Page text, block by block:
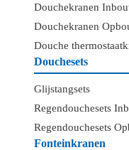
Douchekranen
Douchekranen
Douche
Douchesets
Glijstangsets
Regendouchesets
Regendouchesets
Fonteinkranen